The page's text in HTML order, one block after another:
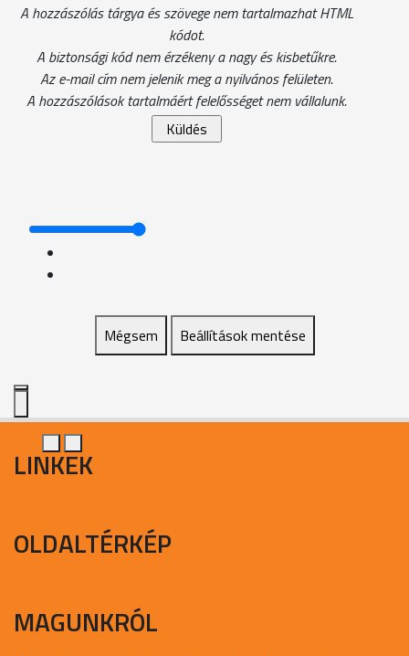
A hozzászólás tárgya és szövege nem tartalmazhat HTML
kódot.
A biztonsági kód nem érzékeny a nagy és kisbetűkre.
Az e-mail cím nem jelenik meg a nyilvános felületen.
A hozzászólások tartalmáért felelősséget nem vállalunk.
Mégsem Beállítások mentése
LINKEK
OLDALTÉRKÉP
MAGUNKRÓL